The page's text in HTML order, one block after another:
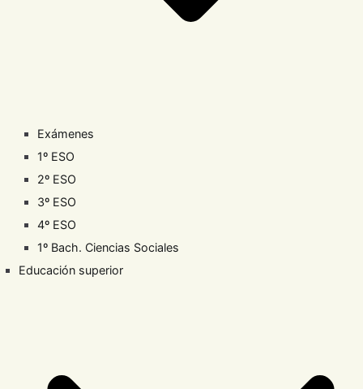
Exámenes
1º ESO
2º ESO
3º ESO
4º ESO
1º Bach. Ciencias Sociales
Educación superior